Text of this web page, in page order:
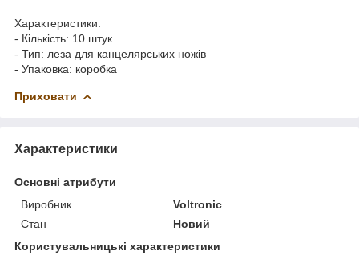
Характеристики:
- Кількість: 10 штук
- Тип: леза для канцелярських ножів
- Упаковка: коробка
Приховати
Характеристики
Основні атрибути
Виробник
Voltronic
Стан
Новий
Користувальницькі характеристики